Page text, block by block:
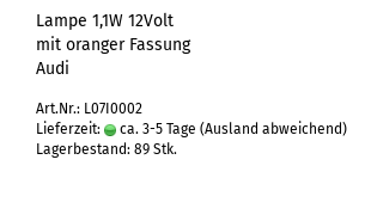
Lampe 1,1W 12Volt
mit oranger Fassung
Audi
Art.Nr.: L07I0002
Lieferzeit:
ca. 3-5 Tage (Ausland abweichend)
Lagerbestand: 89 Stk.